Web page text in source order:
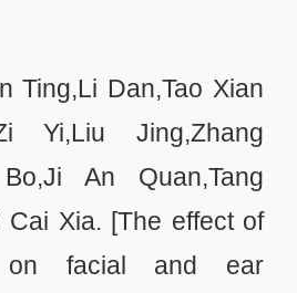
Ting,Li Dan,Tao Xian
Yi,Liu Jing,Zhang
An Quan,Tang
Cai Xia. [The effect of
on facial and ear